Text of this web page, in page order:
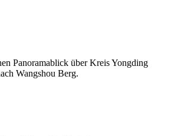
Panoramablick über Kreis Yongding
Wangshou Berg.